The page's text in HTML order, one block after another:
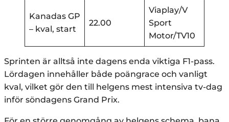
Kanadas GP
– kval, start
22.00
Viaplay/V
Sport
Motor/TV10
Sprinten är alltså inte dagens enda viktiga F1-pass.
Lördagen innehåller både poängrace och vanligt
kval, vilket gör den till helgens mest intensiva tv-dag
inför söndagens Grand Prix.